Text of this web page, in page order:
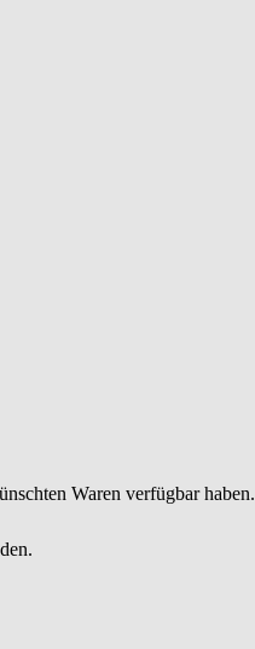
Waren verfügbar haben.